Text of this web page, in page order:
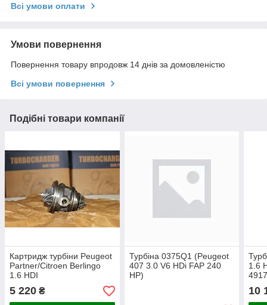
Всі умови оплати
Умови повернення
Повернення товару впродовж 14 днів за домовленістю
Всі умови повернення
Подібні товари компанії
Картридж турбіни Peugeot
Partner/Citroen Berlingo
1.6 HDI
5 220 ₴
Турбіна 0375Q1 (Peugeot
407 3.0 V6 HDi FAP 240
HP)
1.6
10